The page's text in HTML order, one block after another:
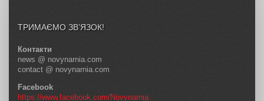
ТРИМАЄМО ЗВ’ЯЗОК!
Контакти
news @ novynarnia.com
contact @ novynarnia.com
Facebook
https://www.facebook.com/Novynarnia